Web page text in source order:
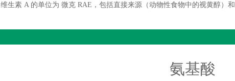
维生素 A 的单位为 微克 RAE，包括直接来源（动物性食物中的视黄醇）
氨基酸